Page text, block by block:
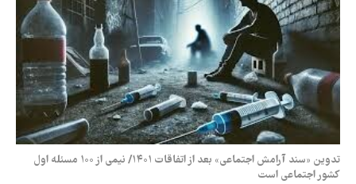
تدوین «سند آرامش اجتماعی» بعد از اتفاقات ۱۴۰۱/ نیمی از ۱۰۰ مسئله اول
کشور اجتماعی است